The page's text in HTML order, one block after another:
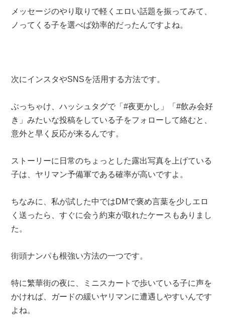
メッセージのやり取りで軽くエロい話題を振ってみて、
ノってくる子を選べば効率的だったんですよね。
次にインスタやSNSを活用する方法です。
ぶっちゃけ、ハッシュタグで「#夜更かし」「#飲み会好
き」みたいな投稿をしている子をフォローして絡むと、
意外と早く反応が来るんです。
ストーリーに日常のちょっとした露出写真を上げている
子は、ヤリマン予備軍である確率が高いですよ。
ちなみに、私が試した中ではDMで褒め言葉を少しエロ
く送ったら、すぐに会う約束が取れたケースもありまし
た。
街頭ナンパも根強い方法の一つです。
特に繁華街の夜に、ミニスカートで歩いている子に声を
かければ、ガードの緩いヤリマンに遭遇しやすいんです
よね。